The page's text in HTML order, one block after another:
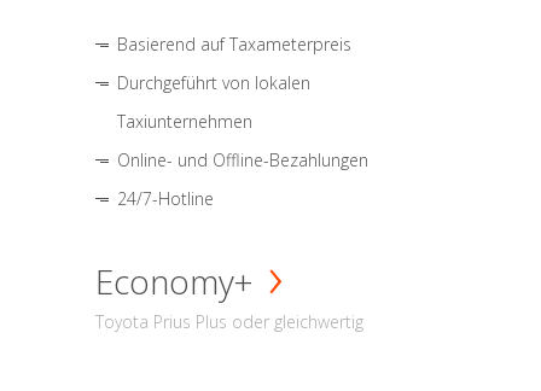
Basierend auf Taxameterpreis
Durchgeführt von lokalen
Taxiunternehmen
Online- und Offline-Bezahlungen
24/7-Hotline
Economy+
Toyota Prius Plus oder gleichwertig